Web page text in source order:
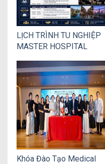
LỊCH TRÌNH TU NGHIỆP
MASTER HOSPITAL
TẠI BỆNH VIỆN THƯỢNG
HẢI DÀNH CHO CÁC
THÀNH VIÊN VBBC
Khóa Đào Tạo Medical